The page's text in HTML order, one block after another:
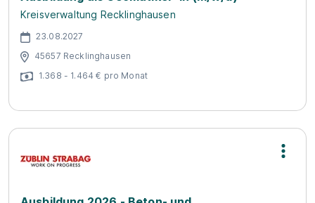
Kreisverwaltung Recklinghausen
23.08.2027
45657 Recklinghausen
1.368 - 1.464 € pro Monat